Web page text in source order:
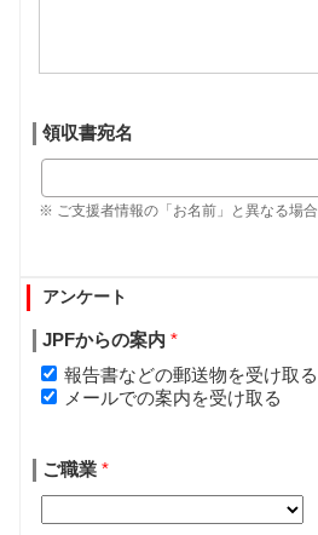
領収書宛名
※ ご支援者情報の「お名前」と異なる場合
アンケート
JPFからの案内 *
報告書などの郵送物を受け取る
メールでの案内を受け取る
ご職業 *